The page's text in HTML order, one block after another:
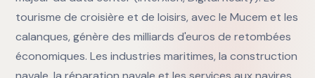
tourisme de croisière et de loisirs, avec le Mucem et les
calanques, génère des milliards d'euros de retombées
économiques. Les industries maritimes, la construction